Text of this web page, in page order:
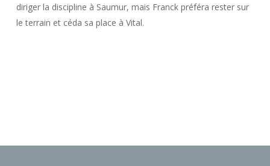
diriger la discipline à Saumur, mais Franck préféra rester sur
le terrain et céda sa place à Vital.